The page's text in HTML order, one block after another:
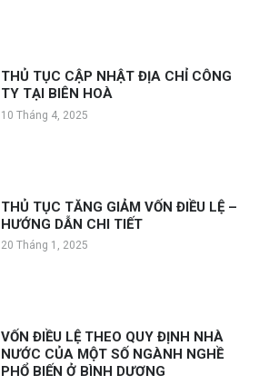
THỦ TỤC CẬP NHẬT ĐỊA CHỈ CÔNG
TY TẠI BIÊN HOÀ
10 Tháng 4, 2025
THỦ TỤC TĂNG GIẢM VỐN ĐIỀU LỆ –
HƯỚNG DẪN CHI TIẾT
20 Tháng 1, 2025
VỐN ĐIỀU LỆ THEO QUY ĐỊNH NHÀ
NƯỚC CỦA MỘT SỐ NGÀNH NGHỀ
PHỔ BIẾN Ở BÌNH DƯƠNG